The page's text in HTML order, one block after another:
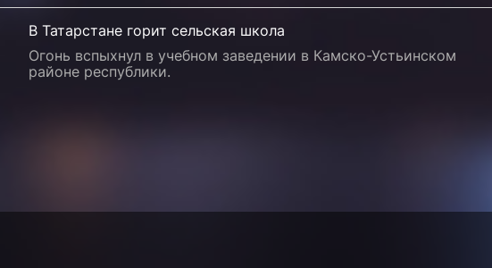
В Татарстане горит сельская школа
Огонь вспыхнул в учебном заведении в Камско-Устьинском
районе республики.